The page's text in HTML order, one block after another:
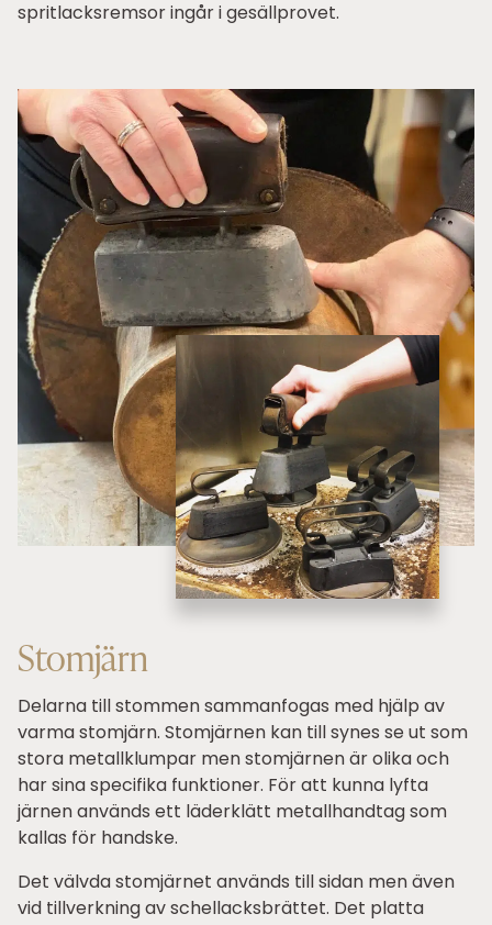
spritlacksremsor ingår i gesällprovet.
Stomjärn
Delarna till stommen sammanfogas med hjälp av
varma stomjärn. Stomjärnen kan till synes se ut som
stora metallklumpar men stomjärnen är olika och
har sina specifika funktioner. För att kunna lyfta
järnen används ett läderklätt metallhandtag som
kallas för handske.
Det välvda stomjärnet används till sidan men även
vid tillverkning av schellacksbrättet. Det platta